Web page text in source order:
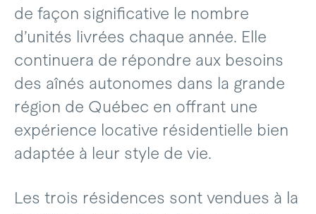
de façon significative le nombre
d’unités livrées chaque année. Elle
continuera de répondre aux besoins
des aînés autonomes dans la grande
région de Québec en offrant une
expérience locative résidentielle bien
adaptée à leur style de vie.
Les trois résidences sont vendues à la